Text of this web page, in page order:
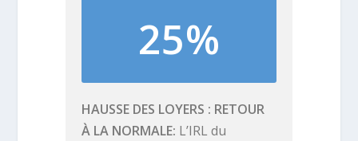
25%
HAUSSE DES LOYERS : RETOUR
À LA NORMALE L’IRL du